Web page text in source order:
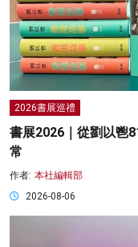
2026書展巡禮
書展2026｜從劉以鬯
常
作者: 本社編輯部
2026-08-06